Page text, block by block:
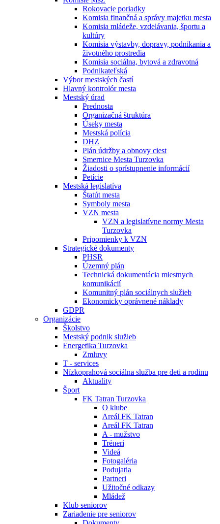
Rokovacie poriadky
Komisia finančná a správy majetku mesta
Komisia mládeže, vzdelávania, športu a
kultúry
Komisia výstavby, dopravy, podnikania a
životného prostredia
Komisia sociálna, bytová a zdravotná
Podnikateľská
Výbor mestských častí
Hlavný kontrolór mesta
Mestský úrad
Prednosta
Organizačná štruktúra
Úseky mesta
Mestská polícia
DHZ
Plán údržby a obnovy ciest
Smernice Mesta Turzovka
Žiadosti o sprístupnenie informácií
Petície
Mestská legislatíva
Štatút mesta
Symboly mesta
VZN mesta
VZN a legislatívne normy Mesta
Turzovka
Pripomienky k VZN
Strategické dokumenty
PHSR
Územný plán
Technická dokumentácia miestnych
komunikácií
Komunitný plán sociálnych služieb
Ekonomicky oprávnené náklady
GDPR
Organizácie
Školstvo
Mestský podnik služieb
Energetika Turzovka
Zmluvy
T - services
Nízkoprahová sociálna služba pre deti a rodinu
Aktuality
Šport
FK Tatran Turzovka
O klube
Areál FK Tatran
Areál FK Tatran
A - mužstvo
Tréneri
Videá
Fotogaléria
Podujatia
Partneri
Užitočné odkazy
Mládež
Klub seniorov
Zariadenie pre seniorov